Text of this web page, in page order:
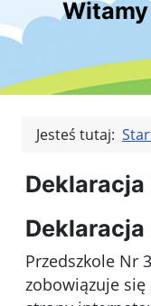
Jesteś tutaj:
Przedszkole Nr
zobowiązuje